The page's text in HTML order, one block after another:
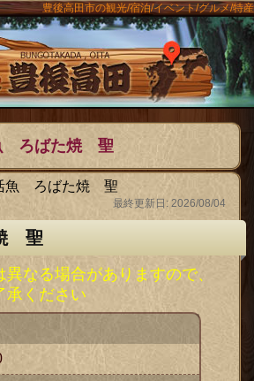
豊後高田市の観光/宿泊/イベント/グルメ/特産
The豊後
ろばた焼 聖
魚 ろばた焼 聖
最終更新日: 2026/08/04
聖
なる場合がありますので、
承ください